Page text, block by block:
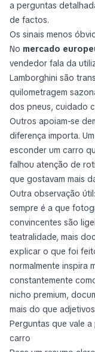
a perguntas
de factos.
Os sinais menos
No mercado
vendedor fala da
Lamborghini são
quilometragem
dos pneus, cuidado
Outros apoiam-se
diferença importa.
esconder um carro
falhou atenção de
que gostavam mais
Outra observação
sempre é a que
convincentes são
teatralidade, mais
explicar o que foi
normalmente inspira
constantemente
nicho premium,
mais do que
Perguntas que vale
carro